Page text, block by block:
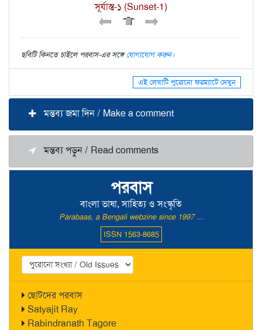
পরবাস
বাংলা ভাষা, সাহিত্য ও সংস্কৃতি
Parabaas, a Bengali webzine since 1997 ...
ISSN 1563-8685
ছোটদের পরবাস
Satyajit Ray
Rabindranath Tagore
সূর্যাস্ত-১ (Sunset-1)
ছবিটি কিনতে চাইলে পরবাস-এর সঙ্গেযোগাযোগ করুন।
এই লেখাটি পুরোনো ফরম্যাটে দেখুন
মন্তব্য জমা দিন / Make a comment
মন্তব্য পড়ুন / Read comments